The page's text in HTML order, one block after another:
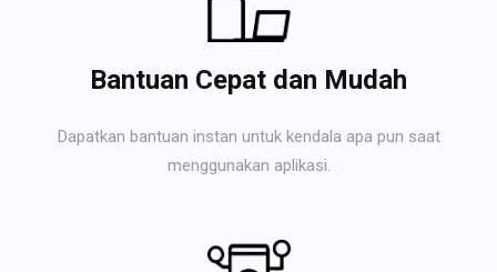
Bantuan Cepat dan Mudah
Dapatkan bantuan instan untuk kendala apa pun saat
menggunakan aplikasi.